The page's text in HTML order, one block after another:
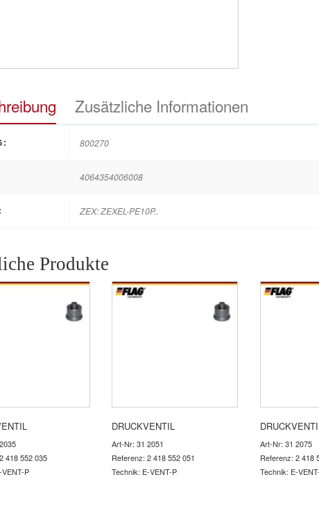
Zusätzliche Informationen
800270
4064354006008
ZEX: ZEXEL-PE10P..
Produkte
418 552 035
P
DRUCKVENTIL
Art-Nr: 31 2051
Referenz: 2 418 552 051
Technik: E-VENT-P
Art-Nr: 31 2075
Referenz: 2 418
Technik: E-